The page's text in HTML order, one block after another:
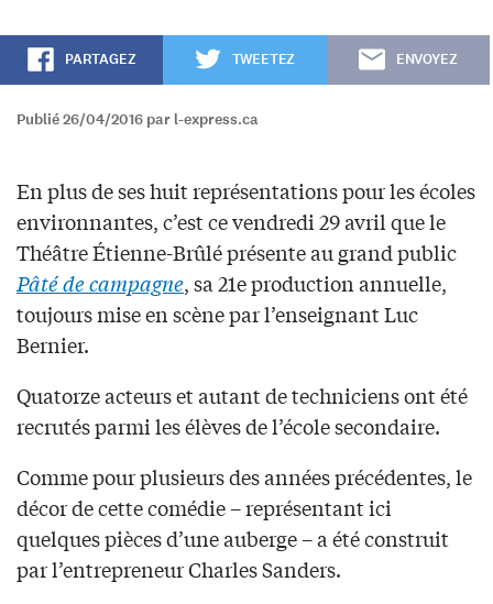
PARTAGEZ TWEETEZ ENVOYEZ
Publié 26/04/2016 par l-express.ca
En plus de ses huit représentations pour les écoles
environnantes, c’est ce vendredi 29 avril que le
Théâtre Étienne-Brûlé présente au grand public
Pâté de campagne, sa 21e production annuelle,
toujours mise en scène par l’enseignant Luc
Bernier.
Quatorze acteurs et autant de techniciens ont été
recrutés parmi les élèves de l’école secondaire.
Comme pour plusieurs des années précédentes, le
décor de cette comédie – représentant ici
quelques pièces d’une auberge – a été construit
par l’entrepreneur Charles Sanders.